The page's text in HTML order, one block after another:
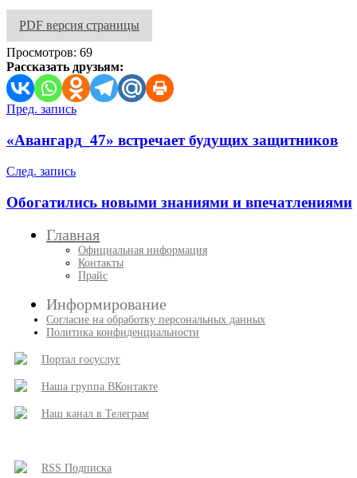
PDF версия страницы
Просмотров: 69
Рассказать друзьям:
Навигация
по
записям
Пред. запись
«Авангард_47» встречает будущих защитников
След. запись
Обогатились новыми знаниями и впечатлениями
Главная
Официальная информация
Контакты
Прайс
Информирование
Согласие на обработку персональных данных
Политика конфиденциальности
Портал госуслуг
Наша группа ВКонтакте
Наш канал в Телеграм
RSS Подписка